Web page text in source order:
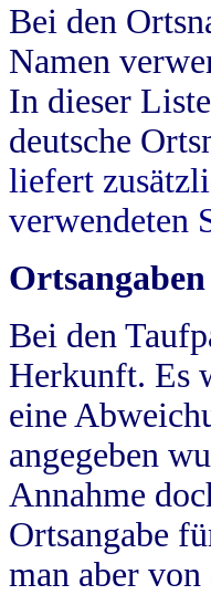
Bei den
Namen
In dieser
deutsche
liefert
verwendeten
Bei den
Herkunft. Es
eine
angegeben
Annahme
Ortsangabe
man aber